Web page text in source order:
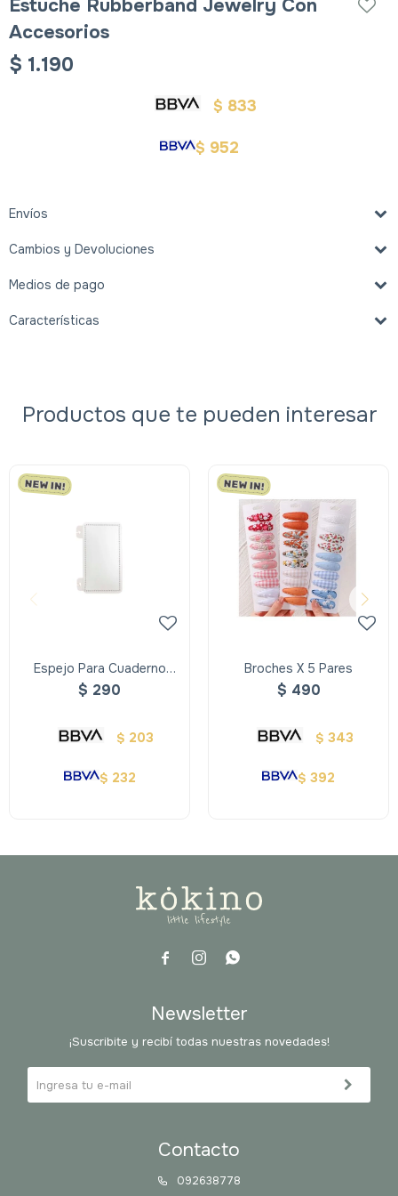
Estuche Rubberband Jewelry Con
Accesorios
$ 1.190
$ 833
$ 952
Envíos
Cambios y Devoluciones
Medios de pago
Características
Productos que te pueden interesar
Espejo Para Cuaderno
Inteligente
$ 290
$ 203
$ 232
Broches X 5 Pares
$ 490
$ 343
$ 392
  
Contacto
092638778
Newsletter
¡Suscribite y recibí todas nuestras novedades!